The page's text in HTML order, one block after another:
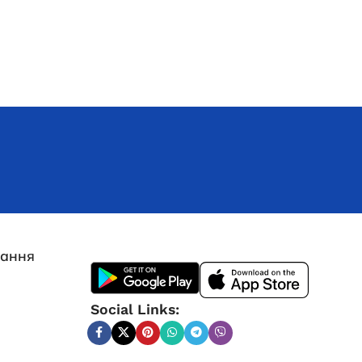
Інверторний генератор Edon PT
4000С
(1)
В наявності
Social Links: